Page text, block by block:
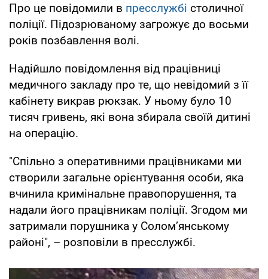
Про це повідомили в пресслужбі столичної
поліції. Підозрюваному загрожує до восьми
років позбавлення волі.
Надійшло повідомлення від працівниці
медичного закладу про те, що невідомий з її
кабінету викрав рюкзак. У ньому було 10
тисяч гривень, які вона збирала своїй дитині
на операцію.
"Спільно з оперативними працівниками ми
створили загальне орієнтування особи, яка
вчинила кримінальне правопорушення, та
надали його працівникам поліції. Згодом ми
затримали порушника у Солом’янському
районі", – розповіли в пресслужбі.